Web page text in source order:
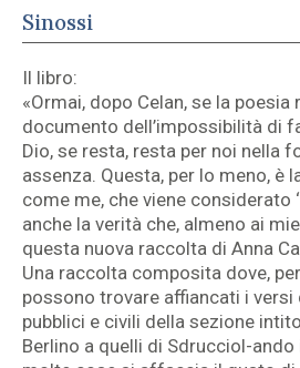
Sinossi
Il libro:
«Ormai, dopo Celan, se la
documento dell’impossibilità di
Dio, se resta, resta per noi nella
assenza. Questa, per lo meno, è
come me, che viene considerato
anche la verità che, almeno ai
questa nuova raccolta di Anna
Una raccolta composita dove,
possono trovare affiancati i
pubblici e civili della sezione
Berlino a quelli di Sdrucciol-